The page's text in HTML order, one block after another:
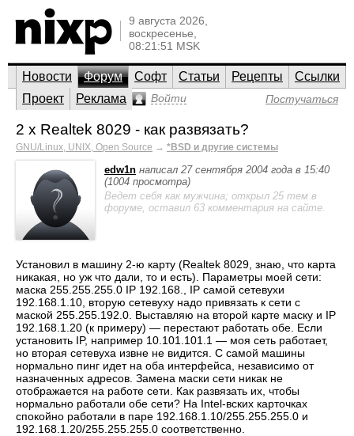
9 августа 2026,
воскресенье,
08:21:51 MSK
Новости Форум Софт Статьи Рецепты
Ссылки
Проект
Реклама Войти Постучаться
2 x Realtek 8029 - как развязать?
GNU/Linux, UNIX, Open Source → *BSD и другие системы
edw1n написал 27 сентября 2004 года в 15:40
(1004 просмотра)
Ведет себя как мужчина; открыл 25 тем в
форуме, оставил 63 комментария на сайте.
Установил в машину 2-ю карту (Realtek 8029, знаю, что карта
никакая, но уж что дали, то и есть). Параметры моей сети:
маска 255.255.255.0 IP 192.168., IP самой сетевухи
192.168.1.10, вторую сетевуху надо привязать к сети с
маской 255.255.192.0. Выставляю на второй карте маску и IP
192.168.1.20 (к примеру) — перестают работать обе. Если
установить IP, например 10.101.101.1 — моя сеть работает,
но вторая сетевуха извне не видится. С самой машины
нормально пинг идет на оба интерфейса, независимо от
назначенных адресов. Замена маски сети никак не
отображается на работе сети. Как развязать их, чтобы
нормально работали обе сети? На Intel-вских карточках
спокойно работали в паре 192.168.1.10/255.255.255.0 и
192.168.1.20/255.255.255.0 соответственно.